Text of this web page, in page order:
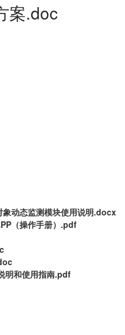
案.doc
动态监测模块使用说明.docx
（操作手册）.pdf
明和使用指南.pdf